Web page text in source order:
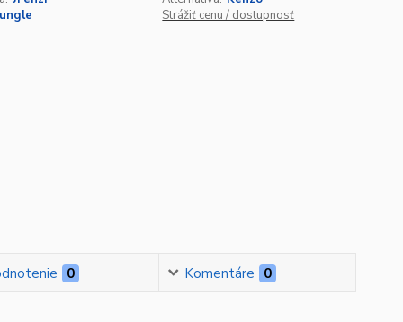
Strážiť cenu / dostupnosť
0 Komentáre 0